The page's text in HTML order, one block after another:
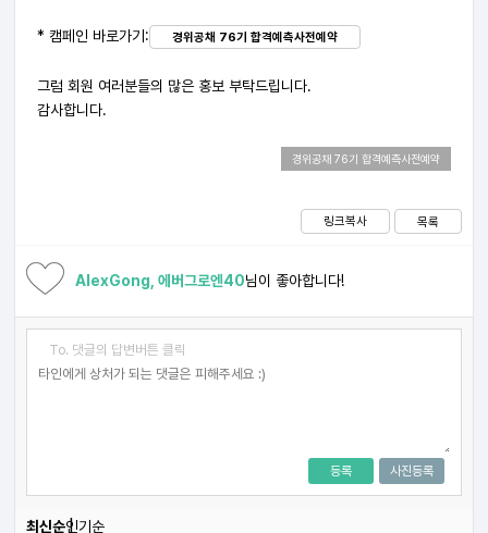
* 캠페인 바로가기: 경위공채 76기 합격예측사전예약
그럼 회원 여러분들의 많은 홍보 부탁드립니다.
감사합니다.
경위공채 76기 합격예측사전예약
링크복사 목록
AlexGong, 에버그로엔40님이 좋아합니다!
To. 댓글의 답변버튼 클릭
사진등록
등록
최신순인기순